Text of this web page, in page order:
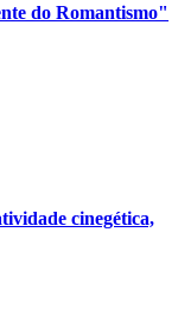
do Romantismo"
cinegética,